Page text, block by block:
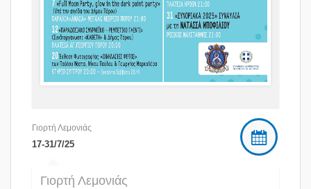
Γιορτή Λεμονιάς
17-31/7/25
Γιορτή Λεμονιάς